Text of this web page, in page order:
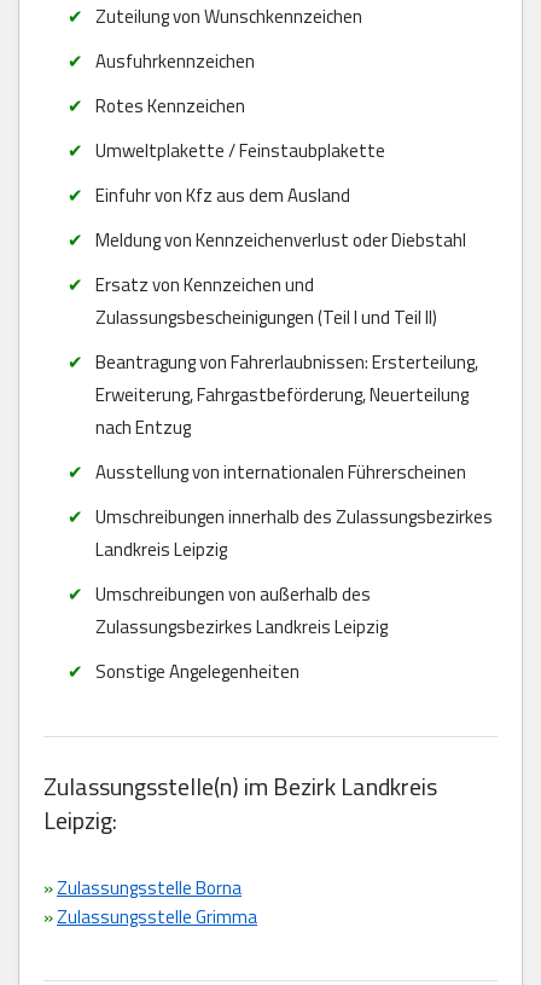
Zuteilung von Wunschkennzeichen
Ausfuhrkennzeichen
Rotes Kennzeichen
Umweltplakette / Feinstaubplakette
Einfuhr von Kfz aus dem Ausland
Meldung von Kennzeichenverlust oder Diebstahl
Ersatz von Kennzeichen und
Zulassungsbescheinigungen (Teil I und Teil II)
Beantragung von Fahrerlaubnissen: Ersterteilung,
Erweiterung, Fahrgastbeförderung, Neuerteilung
nach Entzug
Ausstellung von internationalen Führerscheinen
Umschreibungen innerhalb des Zulassungsbezirkes
Landkreis Leipzig
Umschreibungen von außerhalb des
Zulassungsbezirkes Landkreis Leipzig
Sonstige Angelegenheiten
Zulassungsstelle(n) im Bezirk Landkreis
Leipzig:
»Zulassungsstelle Borna
»Zulassungsstelle Grimma